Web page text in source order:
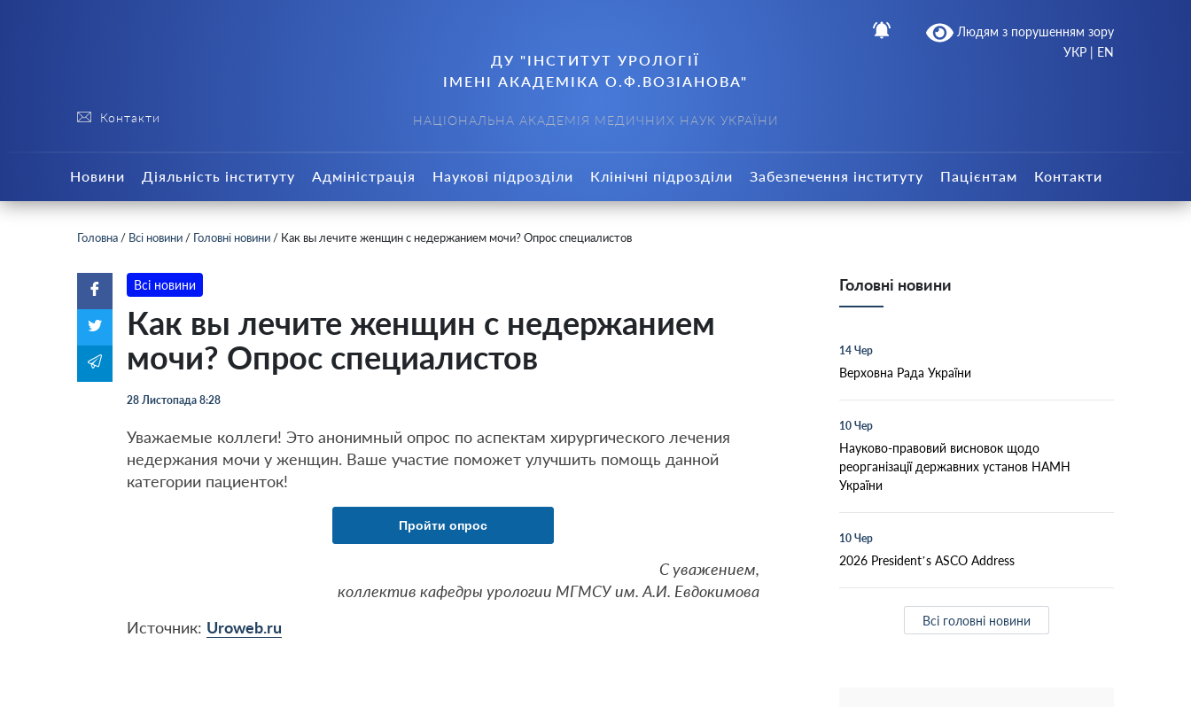
Людям з порушенням зору
Контакти
ДУ "ІНСТИТУТ УРОЛОГІЇ
ІМЕНІ АКАДЕМІКА О.Ф.ВОЗІАНОВА"
НАЦІОНАЛЬНА АКАДЕМІЯ МЕДИЧНИХ НАУК УКРАЇНИ
УКР | EN
Новини Діяльність інституту Адміністрація Наукові підрозділи Клінічні підрозділи Забезпечення інституту Пацієнтам Контакти
Головна / Всі новини / Головні новини / Как вы лечите женщин с недержанием мочи? Опрос специалистов
Всі новини
Как вы лечите женщин с недержанием
мочи? Опрос специалистов
28 Листопада 8:28
Уважаемые коллеги! Это анонимный опрос по аспектам хирургического лечения
недержания мочи у женщин. Ваше участие поможет улучшить помощь данной
категории пациенток!
Пройти опрос
С уважением,
коллектив кафедры урологии МГМСУ им. А.И. Евдокимова
Источник: Uroweb.ru
Головні новини
14 Чер
Верховна Рада України
10 Чер
Науково-правовий висновок щодо
реорганізації державних установ НАМН
України
10 Чер
2026 President’s ASCO Address
Всі головні новини